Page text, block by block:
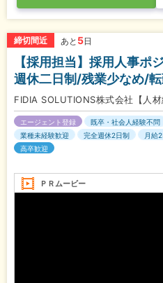
締切間近 あと 5日
【採用担当】採用人事ポ
週休二日制/残業少なめ/
FIDIA SOLUTIONS株式会社【人材
エージェント登録 既卒・社会人経験不問
業種未経験歓迎
完全週休2日制 月給
高卒歓迎
ＰＲムービー